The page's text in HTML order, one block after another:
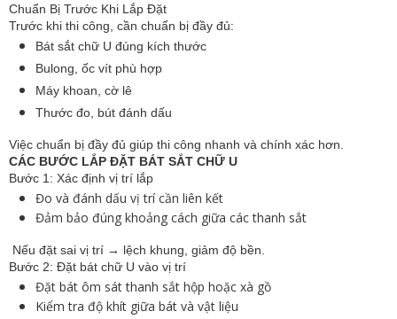
Chuẩn Bị Trước Khi Lắp Đặt
Trước khi thi công, cần chuẩn bị đầy đủ:
Bát sắt chữ U đúng kích thước
Bulong, ốc vít phù hợp
Máy khoan, cờ lê
Thước đo, bút đánh dấu
Việc chuẩn bị đầy đủ giúp thi công nhanh và chính xác hơn.
CÁC BƯỚC LẮP ĐẶT BÁT SẮT CHỮ U
Bước 1: Xác định vị trí lắp
Đo và đánh dấu vị trí cần liên kết
Đảm bảo đúng khoảng cách giữa các thanh sắt
Nếu đặt sai vị trí → lệch khung, giảm độ bền.
Bước 2: Đặt bát chữ U vào vị trí
Đặt bát ôm sát thanh sắt hộp hoặc xà gồ
Kiểm tra độ khít giữa bát và vật liệu